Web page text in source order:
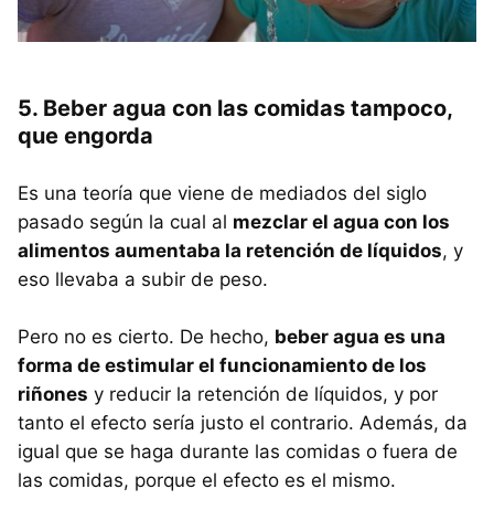
5. Beber agua con las comidas tampoco,
que engorda
Es una teoría que viene de mediados del siglo
pasado según la cual al mezclar el agua con los
alimentos aumentaba la retención de líquidos, y
eso llevaba a subir de peso.
Pero no es cierto. De hecho, beber agua es una
forma de estimular el funcionamiento de los
riñones y reducir la retención de líquidos, y por
tanto el efecto sería justo el contrario. Además, da
igual que se haga durante las comidas o fuera de
las comidas, porque el efecto es el mismo.